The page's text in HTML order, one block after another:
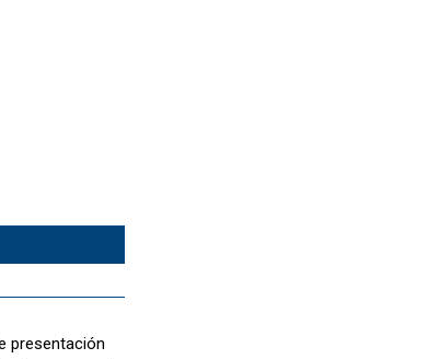
presentación